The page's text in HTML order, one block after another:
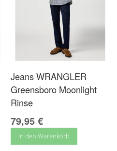
Jeans WRANGLER
Greensboro Moonlight
Rinse
79,95 €
In den Warenkorb